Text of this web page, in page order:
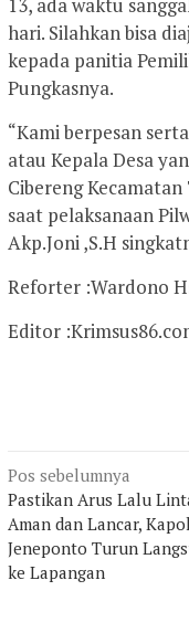
hari. Silahkan bisa
kepada panitia
Pungkasnya.
“Kami berpesan
atau Kepala Desa
Cibereng
saat pelaksanaan
Akp.Joni ,S.H
Reforter :Wardono
Editor
Navigasi
pos
Pos sebelumnya
Pastikan Arus Lalu
Aman dan Lancar,
Jeneponto Turun
ke Lapangan